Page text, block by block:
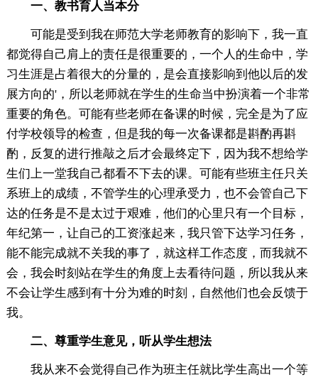
一、教书育人当本分
可能是受到我在师范大学老师教育的影响下，我一直
都觉得自己肩上的责任是很重要的，一个人的生命中，学
习生涯是占着很大的分量的，是会直接影响到他以后的发
展方向的'，所以老师就在学生的生命当中扮演着一个非常
重要的角色。可能有些老师在备课的时候，完全是为了应
付学校领导的检查，但是我的每一次备课都是斟酌再斟
酌，反复的进行推敲之后才会最终定下，因为我不想给学
生们上一堂我自己都看不下去的课。可能有些班主任只关
系班上的成绩，不管学生的心理承受力，也不会管自己下
达的任务是不是太过于艰难，他们的心里只有一个目标，
年纪第一，让自己的工资涨起来，我只管下达学习任务，
能不能完成就不关我的事了，就这样工作态度，而我就不
会，我会时刻站在学生的角度上去看待问题，所以我从来
不会让学生感到有十分为难的时刻，自然他们也会反馈于
我。
二、尊重学生意见，听从学生想法
我从来不会觉得自己作为班主任就比学生高出一个等